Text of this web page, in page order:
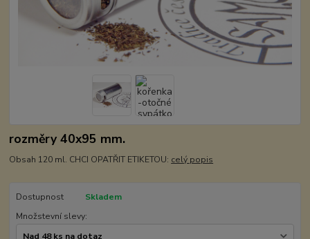
rozměry 40x95 mm.
Obsah 120 ml. CHCI OPATŘIT ETIKETOU: celý popis
Dostupnost
Skladem
Množstevní slevy: